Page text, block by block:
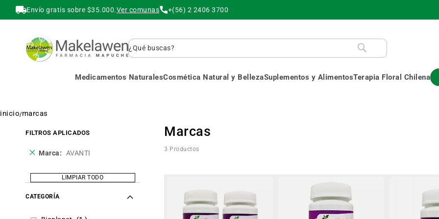
Envío gratis sobre $35.000.Ver comunas +(56) 2 2406 3700
Buscar
Medicamentos NaturalesCosmética Natural y BellezaSuplementos y AlimentosTerapia Floral Chilena
inicio marcas
Marcas
3 Productos
FILTROS APLICADOS
Marca AVANTI
Eliminar
producto
LIMPIAR TODO
CATEGORÍA